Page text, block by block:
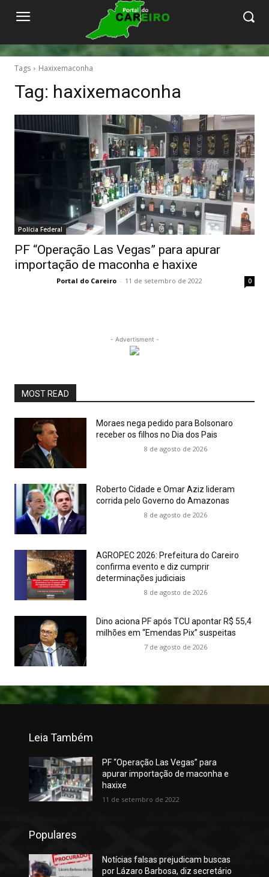
Tags Haxixemaconha
Tag: haxixemaconha
Polícia Federal
PF “Operação Las Vegas” para apurar
importação de maconha e haxixe
Portal do Careiro - 11 de setembro de 2022 0
- Advertisment -
MOST READ
Moraes nega pedido para Bolsonaro
receber os filhos no Dia dos Pais
8 de agosto de 2026
Roberto Cidade e Omar Aziz lideram
corrida pelo Governo do Amazonas
8 de agosto de 2026
AGROPEC 2026: Prefeitura do Careiro
confirma evento e diz cumprir
determinações judiciais
8 de agosto de 2026
Dino aciona PF após TCU apontar R$ 55,4
milhões em “Emendas Pix” suspeitas
7 de agosto de 2026
Leia Também
PF “Operação Las Vegas” para
apurar importação de maconha e
haxixe
11 de setembro de 2022
Populares
Notícias falsas prejudicam buscas
por Lázaro Barbosa, diz secretário